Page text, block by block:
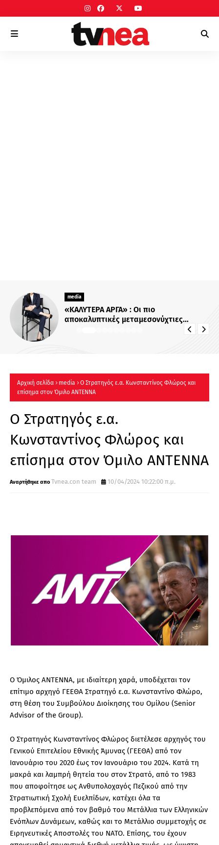
media
«ΚΑΛΥΤΕΡΑ ΑΡΓΑ» : Oι πιο
αποκαλυπτικές μεταμεσονύχτιες
συνεντεύξεις επιστρέφουν στο ACTION
Αρχική σελίδα media
Ο Στρατηγός ε.α. Κωνσταντίνος Φλώρος και
επίσημα στον Όμιλο ΑΝΤΕΝΝΑ
Ο Στρατηγός ε.α.
Κωνσταντίνος Φλώρος και
επίσημα στον Όμιλο ΑΝΤΕΝΝΑ
Tvnea.con team 10/04/2024 10:22:00 π.μ.
Ο Όμιλος ΑΝΤΕΝΝΑ, με ιδιαίτερη χαρά, υποδέχεται τον
επίτιμο αρχηγό ΓΕΕΘΑ Στρατηγό ε.α. Κωνσταντίνο Φλώρο,
στη θέση του Συμβούλου Διοίκησης του Ομίλου (Senior
Advisor of the Group).
Ο Στρατηγός Κωνσταντίνος Φλώρος διετέλεσε αρχηγός του
Γενικού Επιτελείου Εθνικής Άμυνας (ΓΕΕΘΑ) από τον
Ιανουάριο του 2020 έως τον Ιανουάριο του 2024. Κατά τη
μακρά και λαμπρή θητεία του στον Στρατό, από το 1983
που αποφοίτησε ως Ανθυπολοχαγός Πεζικού από την
Στρατιωτική Σχολή Ευελπίδων, κατέχει όλα τα
προβλεπόμενα από τον βαθμό του Μετάλλια των Ελληνικών
Ενόπλων Δυνάμεων, καθώς και το Μετάλλιο συμμετοχής σε
Ειρηνευτικές Αποστολές του ΝΑΤΟ. Επίσης, του έχουν